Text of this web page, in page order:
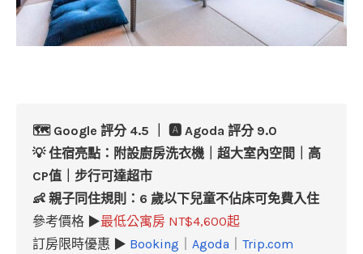
🗺️ Google 評分 4.5 ｜ 🅰️ Agoda 評分 9.0
💡住宿亮點： 附設廚房洗衣機｜超大室內空間｜高
CP值｜步行可達超市
👶 親子同住規則：6 歲以下兒童不佔床可免費入住
參考價格 ▶最低公寓房 NT$4,600起
訂房限時優惠 ▶ Booking Agoda Trip.com